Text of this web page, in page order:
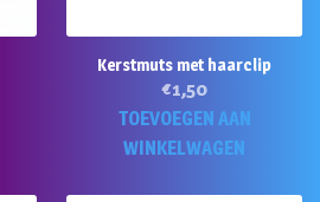
Kerstmuts met haarclip
€1,50
TOEVOEGEN AAN
WINKELWAGEN